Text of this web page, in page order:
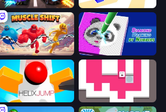
Night City Racing Master of Numbers
Muscle Shift
Helix Jump Just Slide (Remastered)